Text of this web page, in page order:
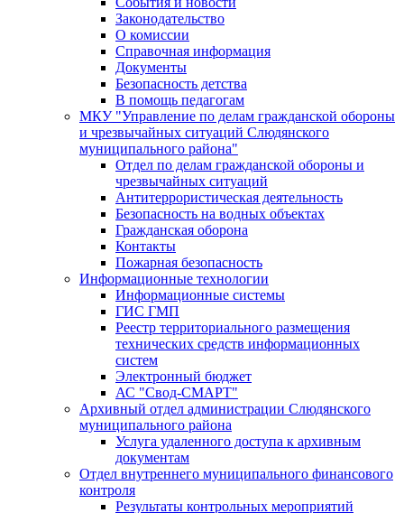
Законодательство
О комиссии
Справочная информация
Документы
Безопасность детства
В помощь педагогам
МКУ "Управление по делам гражданской обороны
и чрезвычайных ситуаций Слюдянского
муниципального района"
Отдел по делам гражданской обороны и
чрезвычайных ситуаций
Антитеррористическая деятельность
Безопасность на водных объектах
Гражданская оборона
Контакты
Пожарная безопасность
Информационные технологии
Информационные системы
ГИС ГМП
Реестр территориального размещения
технических средств информационных
систем
Электронный бюджет
АС "Свод-СМАРТ"
Архивный отдел администрации Слюдянского
муниципального района
Услуга удаленного доступа к архивным
документам
Отдел внутреннего муниципального финансового
контроля
Результаты контрольных мероприятий